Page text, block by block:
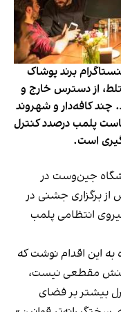
برند پوشاک
از دسترس خارج و
چند کافه‌‌دار و شهروند
پلمب درصدد کنترل
است.
جین‌وست در
شنبه ۱۹ مهر و پس از برگزاری جشنی در
انتظامی پلمب
به این اقدام نوشت که
مقطعی نیست،
بیشتر بر فضای